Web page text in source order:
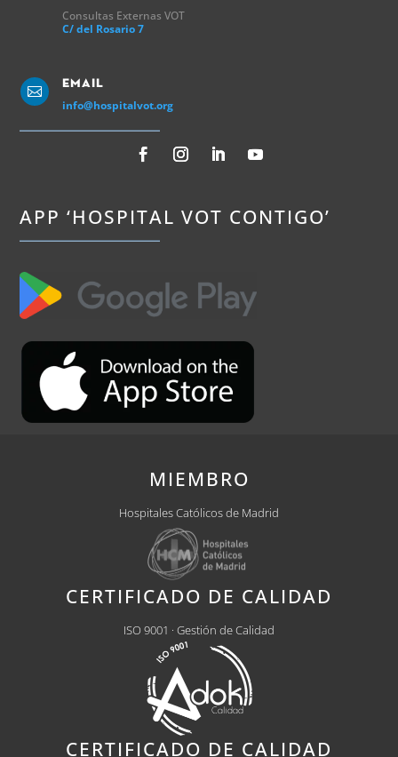
Consultas Externas VOT
C/ del Rosario 7

Email
info@hospitalvot.org
APP ‘HOSPITAL VOT CONTIGO’
MIEMBRO
Hospitales Católicos de Madrid
CERTIFICADO DE CALIDAD
ISO 9001 · Gestión de Calidad
CERTIFICADO DE CALIDAD